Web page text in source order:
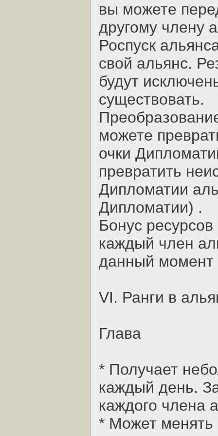
вы можете
другому члену
Роспуск
свой альянс.
будут
существовать.
можете
очки
превратить
Дипломатии
Дипломатии) .
Бонус
каждый член
данный момент
VI. Ранги в
Глава
* Получает
каждый день.
каждого члена
* Может менять